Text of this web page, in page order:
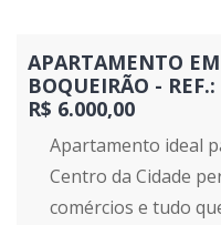
APARTAMENTO
BOQUEIRÃO -
R$ 6.000,00
Apartamento ideal
Centro da Cidade
comércios e tudo